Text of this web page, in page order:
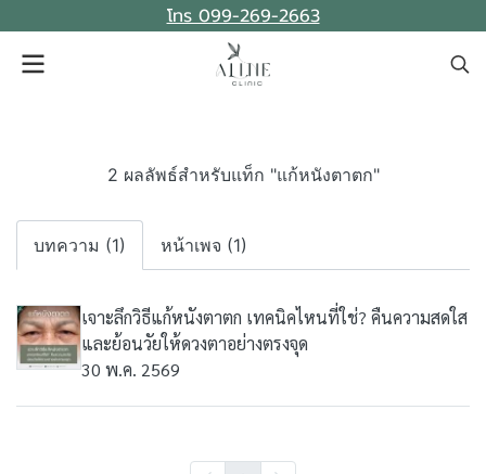
โทร 099-269-2663
2 ผลลัพธ์สำหรับแท็ก "แก้หนังตาตก"
บทความ (1) หน้าเพจ (1)
เจาะลึกวิธีแก้หนังตาตก เทคนิคไหนที่ใช่? คืนความสดใส
และย้อนวัยให้ดวงตาอย่างตรงจุด
30 พ.ค. 2569